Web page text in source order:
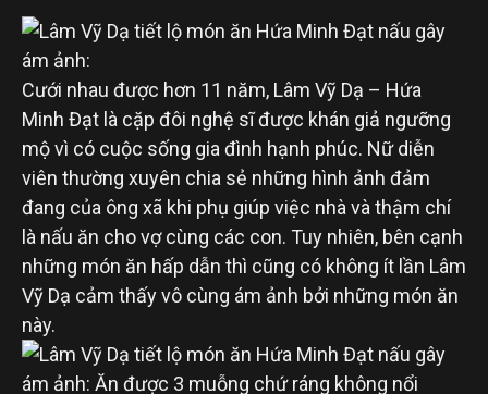
Cưới nhau được hơn 11 năm, Lâm Vỹ Dạ – Hứa
Minh Đạt là cặp đôi nghệ sĩ được khán giả ngưỡng
mộ vì có cuộc sống gia đình hạnh phúc. Nữ diễn
viên thường xuyên chia sẻ những hình ảnh đảm
đang của ông xã khi phụ giúp việc nhà và thậm chí
là nấu ăn cho vợ cùng các con. Tuy nhiên, bên cạnh
những món ăn hấp dẫn thì cũng có không ít lần Lâm
Vỹ Dạ cảm thấy vô cùng ám ảnh bởi những món ăn
này.